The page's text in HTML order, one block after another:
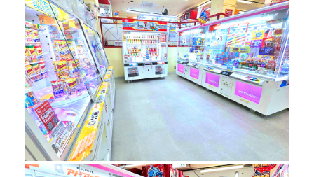
8/8～
【当社限定】TOFT KD035（Blue×Yellow
Green、Pink×Green、Yellow×Orange）
8/8～
サンリオキャラクターズ ミルキーボア ユ
ニコーンフェイスがま口ポーチ
8/8～
ディズニー スティッチ ぬいぐるみシュシ
ュバンド
8/8～
とっとこハム太郎 マリンマスコット
8/8～
パペットスンスン ベーカリーBIGぬいぐ
るみ